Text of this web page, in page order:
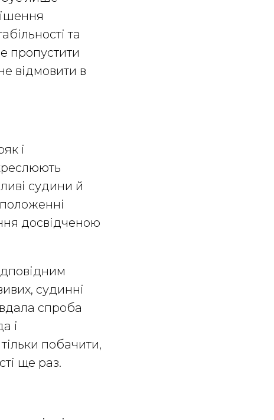
та
пропустити
відмовити в
і
судини й
досвідченою
судинні
спроба
і
побачити,
ще раз.